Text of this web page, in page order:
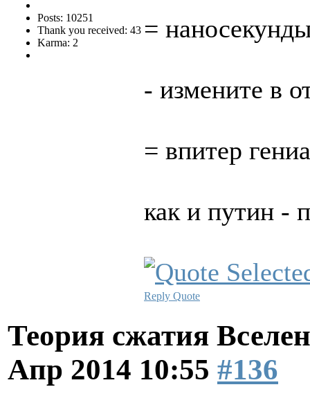
Posts: 10251
Thank you received: 43
Karma: 2
=
- измените в
= впитер
как и путин -
Reply Quote
Теория сжатия
Апр 2014 10:55 #136